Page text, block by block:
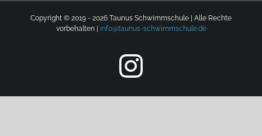
Copyright © 2019 - 2026 Taunus Schwimmschule | Alle Rechte
vorbehalten |
info@taunus-schwimmschule.de
Instagram